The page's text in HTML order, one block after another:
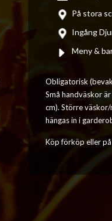
På stora
Ingång
Meny &
Obligatorisk
Små handväskor
cm). Större
hängas in i
Köp förköp eller